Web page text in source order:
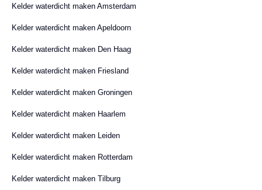
Kelder waterdicht maken Amsterdam
Kelder waterdicht maken Apeldoorn
Kelder waterdicht maken Den Haag
Kelder waterdicht maken Friesland
Kelder waterdicht maken Groningen
Kelder waterdicht maken Haarlem
Kelder waterdicht maken Leiden
Kelder waterdicht maken Rotterdam
Kelder waterdicht maken Tilburg